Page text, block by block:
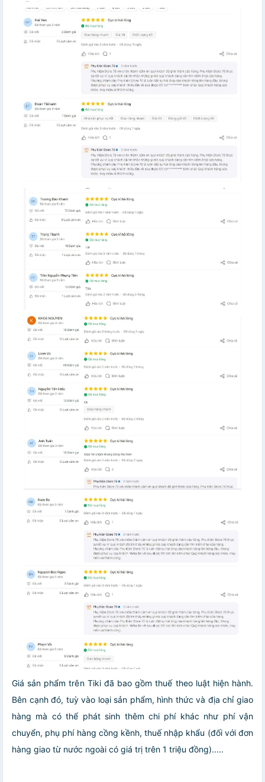
Giá sản phẩm trên Tiki đã bao gồm thuế theo luật hiện hành.
Bên cạnh đó, tuỳ vào loại sản phẩm, hình thức và địa chỉ giao
hàng mà có thể phát sinh thêm chi phí khác như phí vận
chuyển, phụ phí hàng cồng kềnh, thuế nhập khẩu (đối với đơn
hàng giao từ nước ngoài có giá trị trên 1 triệu đồng).....